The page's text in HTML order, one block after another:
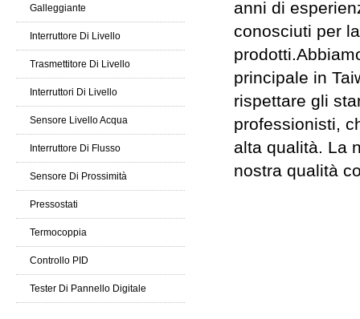
Galleggiante
Interruttore Di Livello
Trasmettitore Di Livello
Interruttori Di Livello
Sensore Livello Acqua
Interruttore Di Flusso
Sensore Di Prossimità
Pressostati
Termocoppia
Controllo PID
Tester Di Pannello Digitale
anni di
conosciuti per
principale in
rispettare gli
professionisti,
alta qualità. La
nostra qualità